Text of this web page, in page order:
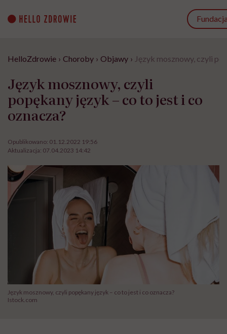
content
HelloZdrowie › Choroby › Objawy › Język mosznowy, czyli
Język mosznowy, czyli
popękany język – co to jest i co
oznacza?
Opublikowano: 01.12.2022 19:56
Aktualizacja: 07.04.2023 14:42
Język mosznowy, czyli popękany język – co to jest i co oznacza?
Istock.com